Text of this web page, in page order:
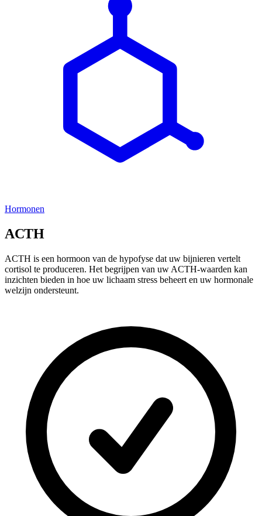
Hormonen
ACTH
ACTH is een hormoon van de hypofyse dat uw bijnieren vertelt
cortisol te produceren. Het begrijpen van uw ACTH-waarden kan
inzichten bieden in hoe uw lichaam stress beheert en uw hormonale
welzijn ondersteunt.